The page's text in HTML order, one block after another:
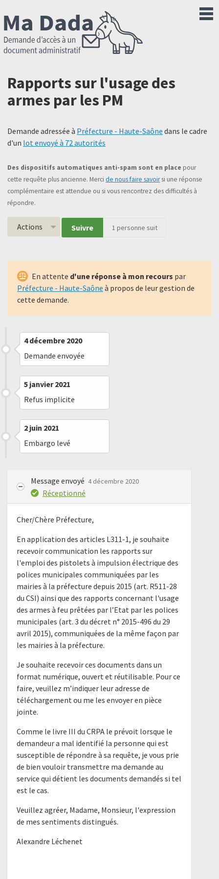
Rapports sur l'usage des
armes par les PM
Demande adressée à Préfecture - Haute-Saône dans le cadre
d'un lot envoyé à 72 autorités
Des dispositifs automatiques anti-spam sont en place pour
cette requête plus ancienne. Merci de nous faire savoirsi une réponse
complémentaire est attendue ou si vous rencontrez des difficultés à
répondre.
Actions Suivre 1 personne suit
En attente d'une réponse à mon recours par
Préfecture - Haute-Saône à propos de leur gestion de
cette demande.
4 décembre 2020
Demande envoyée
5 janvier 2021
Refus implicite
2 juin 2021
Embargo levé
Message envoyé 4 décembre 2020
Réceptionné
Cher/Chère Préfecture,
En application des articles L311-1, je souhaite
recevoir communication les rapports sur
l'emploi des pistolets à impulsion électrique des
polices municipales communiquées par les
mairies à la préfecture depuis 2015 (art. R511-28
du CSI) ainsi que des rapports concernant l'usage
des armes à feu prêtées par l’Etat par les polices
municipales (art. 3 du décret n° 2015-496 du 29
avril 2015), communiquées de la même façon par
les mairies à la préfecture.
Je souhaite recevoir ces documents dans un
format numérique, ouvert et réutilisable. Pour ce
faire, veuillez m’indiquer leur adresse de
téléchargement ou me les envoyer en pièce
jointe.
Comme le livre III du CRPA le prévoit lorsque le
demandeur a mal identifié la personne qui est
susceptible de répondre à sa requête, je vous prie
de bien vouloir transmettre ma demande au
service qui détient les documents demandés si tel
est le cas.
Veuillez agréer, Madame, Monsieur, l'expression
de mes sentiments distingués.
Alexandre Léchenet